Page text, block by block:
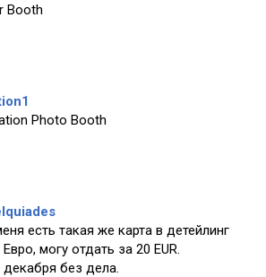
Booth
Photo Booth
есть такая же карта в детейлинг
могу отдать за 20 EUR.
декабря без дела.